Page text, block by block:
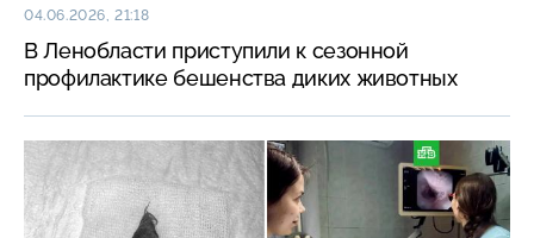
04.06.2026, 21:18
В Ленобласти приступили к сезонной
профилактике бешенства диких животных